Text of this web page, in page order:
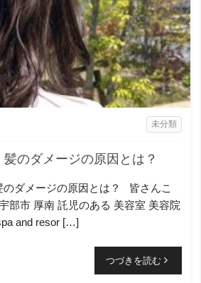
のダメージの原因とは？
未分類
のダメージの原因とは？ 皆さんこ
部市 厚南 託児のある 美容室 美容院
and resor […]
つづきを読む